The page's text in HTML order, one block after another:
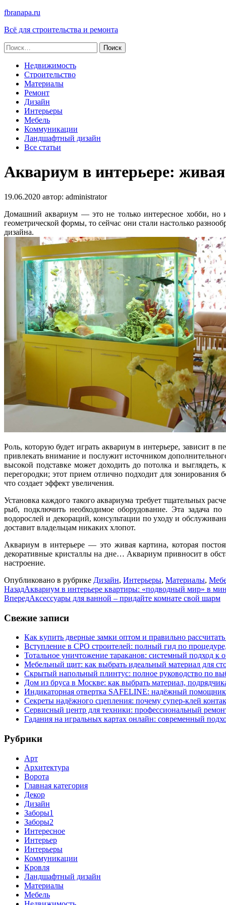
fbranapa.ru
Всё для строительства и ремонта
Найти:
Недвижимость
Строительство
Материалы
Ремонт
Дизайн
Интерьеры
Мебель
Коммуникации
Ландшафтный дизайн
Все статьи
Аквариум в интерьере:
19.06.2020 автор: administrator
Домашний аквариум — это не только интересное хобби, но
геометрической формы, то сейчас они стали настолько
дизайна.
Роль, которую будет играть аквариум в интерьере, зависит
привлекать внимание и послужит источником
высокой подставке может доходить до потолка и
перегородки; этот прием отлично подходит для
что создает эффект увеличения.
Установка каждого такого аквариума требует тщательных
рыб, подключить необходимое оборудование. Эта задача
водорослей и декораций, консультации по уходу и
доставит владельцам никаких хлопот.
Аквариум в интерьере — это живая картина, которая
декоративные кристаллы на дне… Аквариум привносит в
настроение.
Опубликовано в рубрике Дизайн, Интерьеры, Материалы,
НазадАквариум в интерьере квартиры: «подводный мир» в
ВпередАксессуары для ванной – придайте комнате свой шарм
Свежие записи
Как купить дверные замки оптом и правильно
Вступление в СРО строителей: полный гид по
Тотальное уничтожение тараканов: системный подход к
Мебельный щит: как выбрать идеальный материал для
Скрытый напольный плинтус: полное руководство по
Дом из бруса в Москве: как выбрать материал,
Индикаторная отвертка SAFELINE: надёжный
Секреты надёжного сцепления: почему супер‑клей
Сервисный центр для техники: профессиональный
Гадания на игральных картах онлайн: современный
Рубрики
Арт
Архитектура
Ворота
Главная категория
Декор
Дизайн
Заборы1
Заборы2
Интересное
Интерьер
Интерьеры
Коммуникации
Кровля
Ландшафтный дизайн
Материалы
Мебель